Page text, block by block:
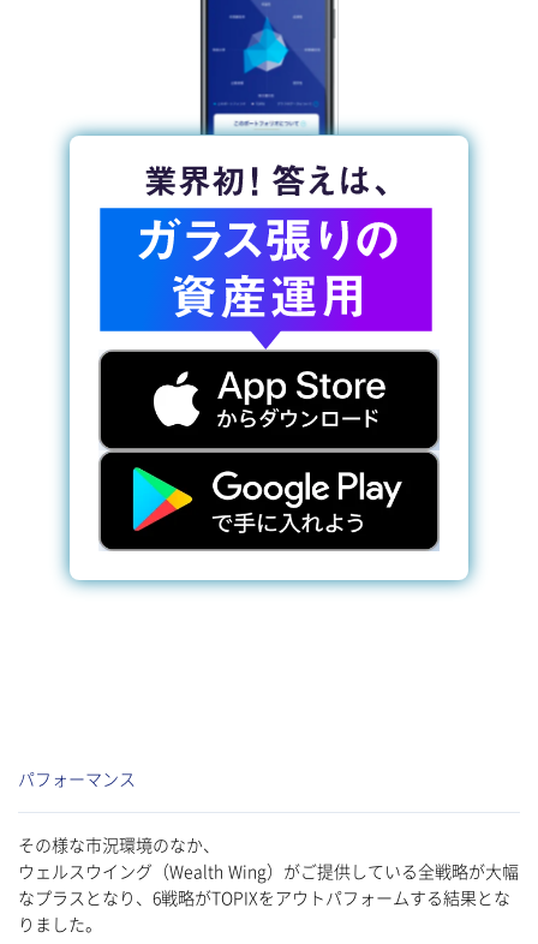
パフォーマンス
その様な市況環境のなか、
ウェルスウイング（Wealth Wing）がご提供している全戦略が大幅
なプラスとなり、6戦略がTOPIXをアウトパフォームする結果とな
りました。